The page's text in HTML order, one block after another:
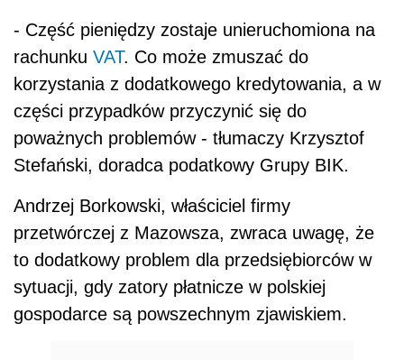
- Część pieniędzy zostaje unieruchomiona na
rachunku VAT. Co może zmuszać do
korzystania z dodatkowego kredytowania, a w
części przypadków przyczynić się do
poważnych problemów - tłumaczy Krzysztof
Stefański, doradca podatkowy Grupy BIK.
Andrzej Borkowski, właściciel firmy
przetwórczej z Mazowsza, zwraca uwagę, że
to dodatkowy problem dla przedsiębiorców w
sytuacji, gdy zatory płatnicze w polskiej
gospodarce są powszechnym zjawiskiem.